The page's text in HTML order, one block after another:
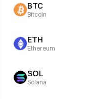
BTC
Bitcoin
ETH
Ethereum
SOL
Solana